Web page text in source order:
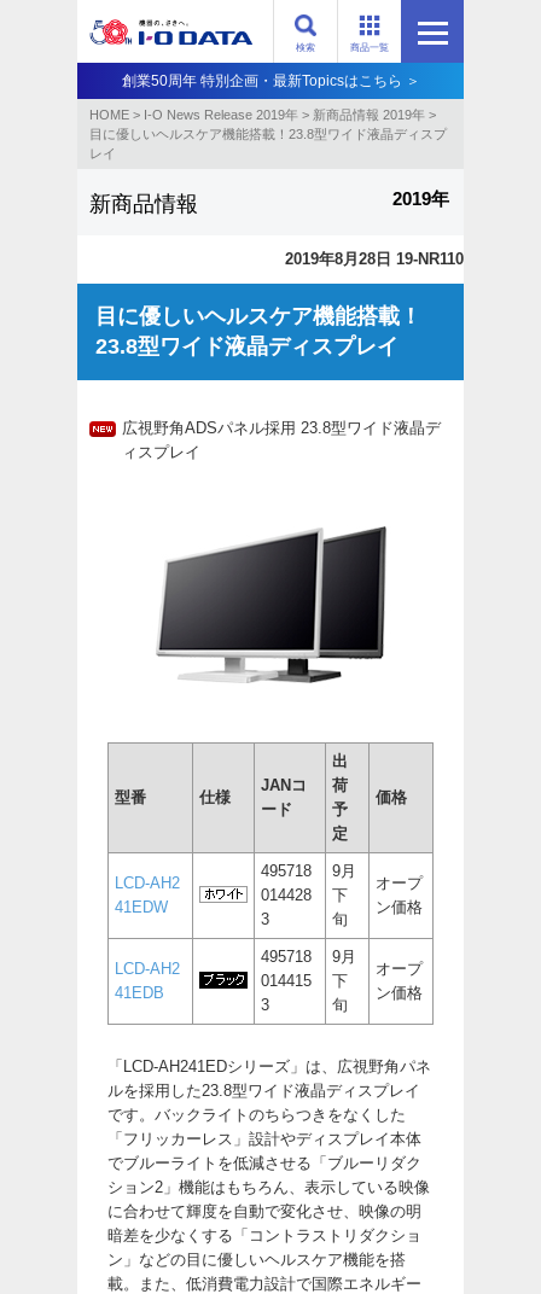
商品一覧
検索
創業50周年 特別企画・最新Topicsはこちら ＞
HOME > I-O News Release 2019年 > 新商品情報 2019年 >
目に優しいヘルスケア機能搭載！23.8型ワイド液晶ディスプ
レイ
新商品情報 2019年
2019年8月28日 19-NR110
目に優しいヘルスケア機能搭載！
23.8型ワイド液晶ディスプレイ
広視野角ADSパネル採用 23.8型ワイド液晶デ
ィスプレイ
型番 仕様
JANコ
ード
出
荷
予
定
価格
LCD-AH2
41EDW
495718
014428
3
9月
下
旬
オープ
ン価格
LCD-AH2
41EDB
495718
014415
3
9月
下
旬
オープ
ン価格
「LCD-AH241EDシリーズ」は、広視野角パネ
ルを採用した23.8型ワイド液晶ディスプレイ
です。バックライトのちらつきをなくした
「フリッカーレス」設計やディスプレイ本体
でブルーライトを低減させる「ブルーリダク
ション2」機能はもちろん、表示している映像
に合わせて輝度を自動で変化させ、映像の明
暗差を少なくする「コントラストリダクショ
ン」などの目に優しいヘルスケア機能を搭
載。また、低消費電力設計で国際エネルギー